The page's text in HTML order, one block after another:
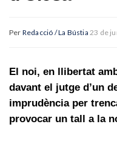
Per Redacció / La Bústia 23 de
El noi, en llibertat
davant el jutge d’un
imprudència per
provocar un tall a la